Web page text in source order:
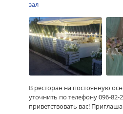
В ресторан на постоянную
уточнить по телефону 096-
приветствовать вас!